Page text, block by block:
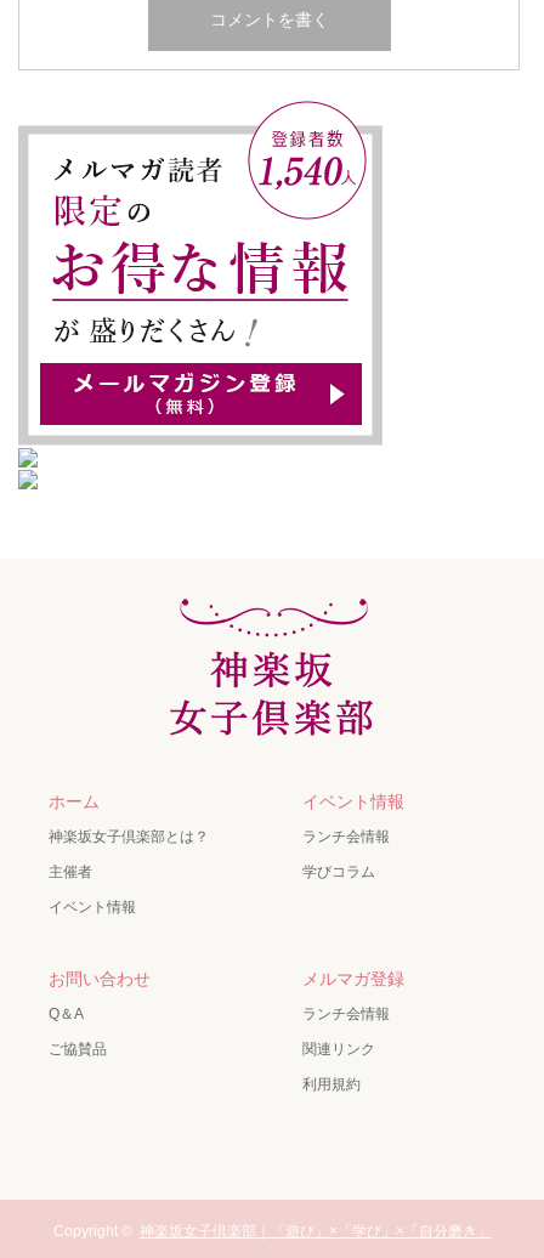
ホーム
神楽坂女子倶楽部とは？
主催者
イベント情報
イベント情報
ランチ会情報
学びコラム
お問い合わせ
Q＆A
ご協賛品
メルマガ登録
ランチ会情報
関連リンク
利用規約
Copyright © 神楽坂女子倶楽部｜「遊び」×「学び」×「自分磨き」